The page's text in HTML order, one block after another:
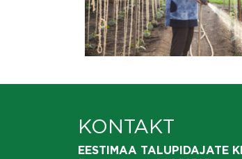
KONTAKT
EESTIMAA TALUPIDAJATE